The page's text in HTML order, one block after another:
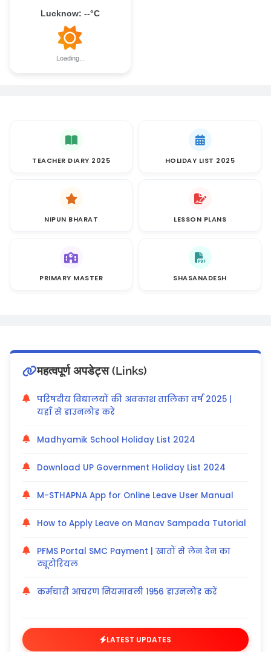
Lucknow: --°C
Loading...
TEACHER DIARY 2025 HOLIDAY LIST 2025
NIPUN BHARAT LESSON PLANS
PRIMARY MASTER SHASANADESH
महत्वपूर्ण अपडेट्स (Links)
परिषदीय विद्यालयों की अवकाश तालिका वर्ष 2025 |
यहाँ से डाउनलोड करें
Madhyamik School Holiday List 2024
Download UP Government Holiday List 2024
M-STHAPNA App for Online Leave User Manual
How to Apply Leave on Manav Sampada Tutorial
PFMS Portal SMC Payment | खातों से लेन देन का
ट्यूटोरियल
कर्मचारी आचरण नियमावली 1956 डाउनलोड करें
LATEST UPDATES